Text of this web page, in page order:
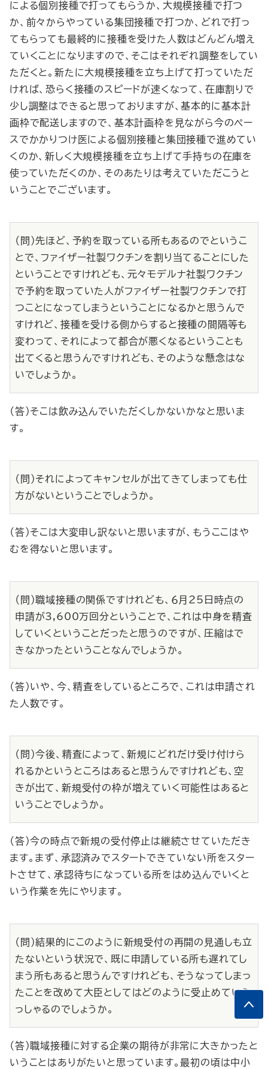
による個別接種で打ってもらうか、大規模接種で打つ
か、前々からやっている集団接種で打つか、どれで打っ
てもらっても最終的に接種を受けた人数はどんどん増え
ていくことになりますので、そこはそれぞれ調整をしてい
ただくと。新たに大規模接種を立ち上げて打っていただ
ければ、恐らく接種のスピードが速くなって、在庫割りで
少し調整はできると思っておりますが、基本的に基本計
画枠で配送しますので、基本計画枠を見ながら今のペー
スでかかりつけ医による個別接種と集団接種で進めてい
くのか、新しく大規模接種を立ち上げて手持ちの在庫を
使っていただくのか、そのあたりは考えていただこうと
いうことでございます。
（問）先ほど、予約を取っている所もあるのでというこ
とで、ファイザー社製ワクチンを割り当てることにした
ということですけれども、元々モデルナ社製ワクチン
で予約を取っていた人がファイザー社製ワクチンで打
つことになってしまうということになるかと思うんで
すけれど、接種を受ける側からすると接種の間隔等も
変わって、それによって都合が悪くなるということも
出てくると思うんですけれども、そのような懸念はな
いでしょうか。
（答）そこは飲み込んでいただくしかないかなと思いま
す。
（問）それによってキャンセルが出てきてしまっても仕
方がないということでしょうか。
（答）そこは大変申し訳ないと思いますが、もうここはや
むを得ないと思います。
（問）職域接種の関係ですけれども、６月25日時点の
申請が3,600万回分ということで、これは中身を精査
していくということだったと思うのですが、圧縮はで
きなかったということなんでしょうか。
（答）いや、今、精査をしているところで、これは申請され
た人数です。
（問）今後、精査によって、新規にどれだけ受け付けら
れるかというところはあると思うんですけれども、空
きが出て、新規受付の枠が増えていく可能性はあると
いうことでしょうか。
（答）今の時点で新規の受付停止は継続させていただき
ます。まず、承認済みでスタートできていない所をスター
トさせて、承認待ちになっている所をはめ込んでいくと
いう作業を先にやります。
（問）結果的にこのように新規受付の再開の見通しも立
たないという状況で、既に申請している所も遅れてし
まう所もあると思うんですけれども、そうなってしまっ
たことを改めて大臣としてはどのように受止めていら
っしゃるのでしょうか。
（答）職域接種に対する企業の期待が非常に大きかったと
いうことはありがたいと思っています。最初の頃は中小